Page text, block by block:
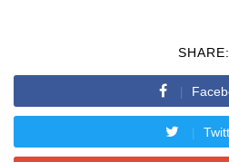
SHARE: